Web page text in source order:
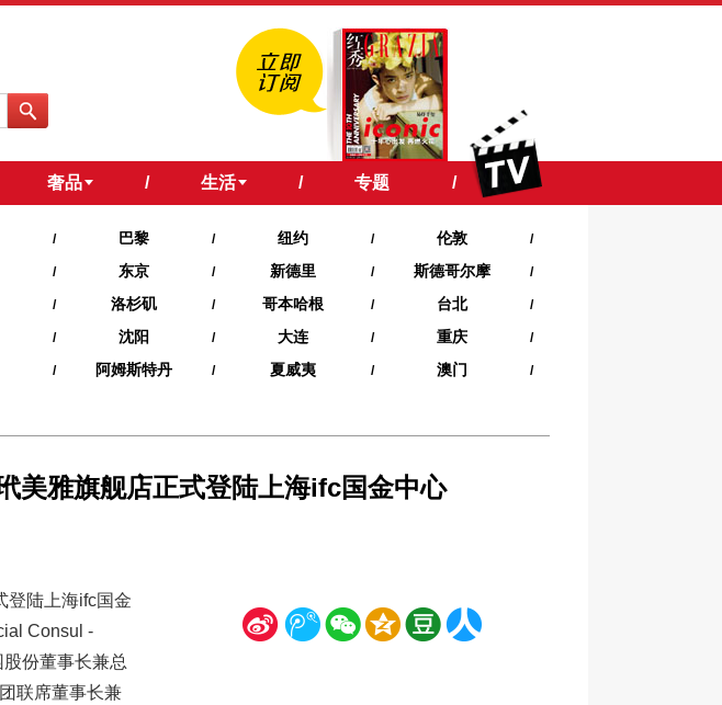
奢品 / 生活 / 专题 /
/ 巴黎 / 纽约 / 伦敦 /
/ 东京 / 新德里 / 斯德哥尔摩 /
/ 洛杉矶 / 哥本哈根 / 台北 /
/ 沈阳 / 大连 / 重庆 /
/ 阿姆斯特丹 / 夏威夷‍ / 澳门 /
美雅旗舰店正式登陆上海ifc国金中心
登陆上海ifc国金
Consul -
份董事长兼总
联席董事长兼
新 腾 微 空 豆